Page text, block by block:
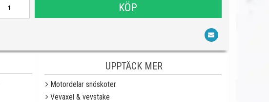
KÖP
UPPTÄCK MER
Motordelar snöskoter
Vevaxel & vevstake